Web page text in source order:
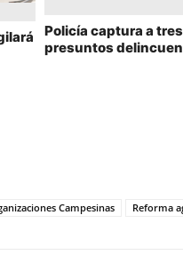
Policía captura a tres
presuntos
Campesinas
Reforma